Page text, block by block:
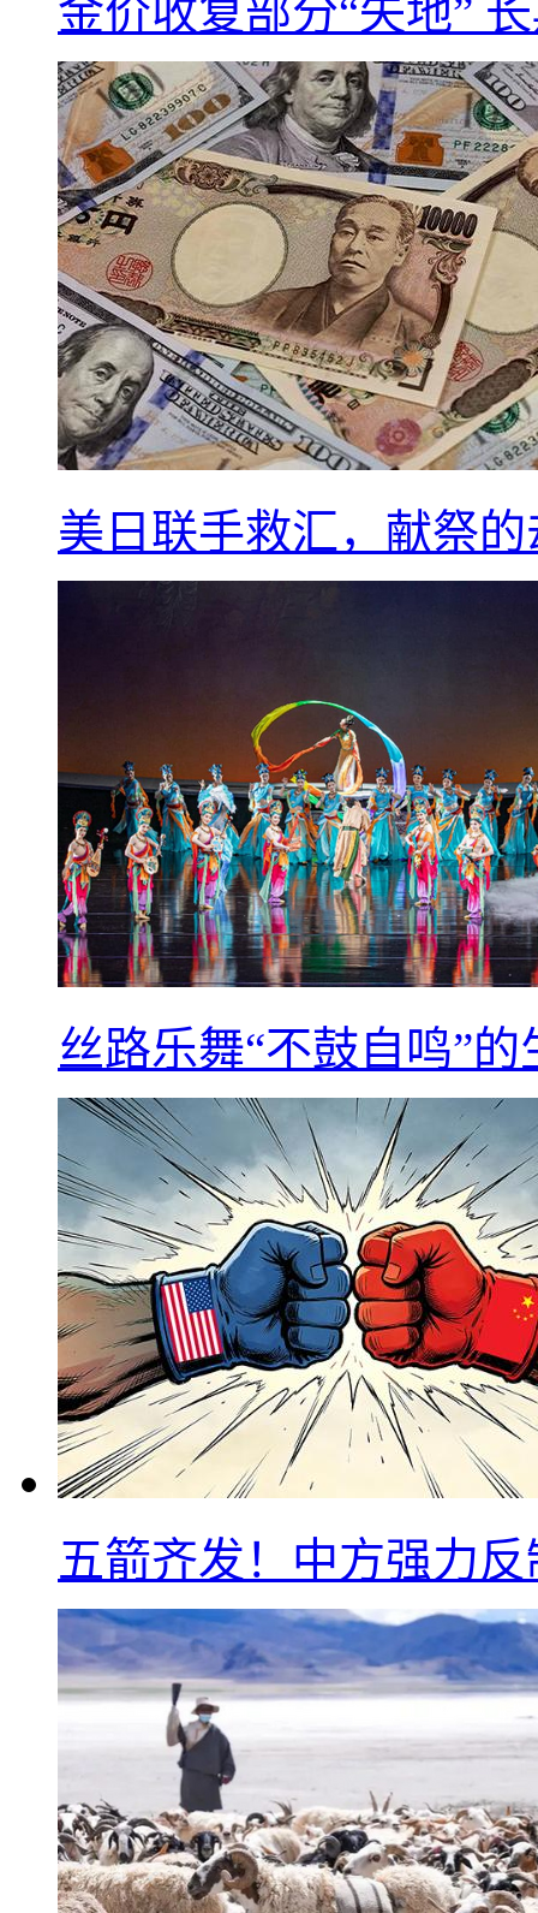
金价收复部分“失地”
美日联手救汇，献祭
丝路乐舞“不鼓自鸣”
五箭齐发！中方强力